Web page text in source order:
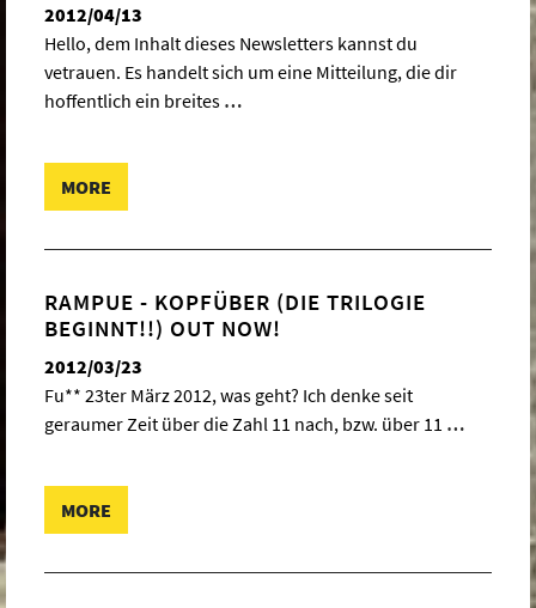
2012/04/13
Hello, dem Inhalt dieses Newsletters kannst du
vetrauen. Es handelt sich um eine Mitteilung, die dir
hoffentlich ein breites …
MORE
RAMPUE - KOPFÜBER (DIE TRILOGIE
BEGINNT!!) OUT NOW!
2012/03/23
Fu** 23ter März 2012, was geht? Ich denke seit
geraumer Zeit über die Zahl 11 nach, bzw. über 11 …
MORE